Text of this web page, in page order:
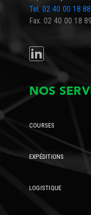
Tel. 02 40 00 18 88
Fax. 02 40 00 18 89
NOS
COURSES
EXPÉDITIONS
LOGISTIQUE